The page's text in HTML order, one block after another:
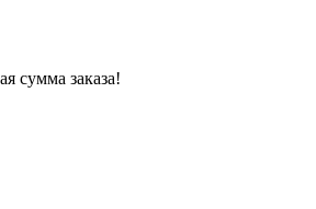
сумма заказа!